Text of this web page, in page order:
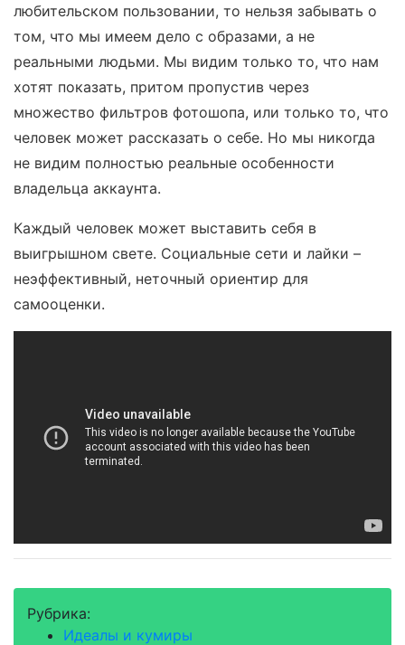
любительском пользовании, то нельзя забывать о
том, что мы имеем дело с образами, а не
реальными людьми. Мы видим только то, что нам
хотят показать, притом пропустив через
множество фильтров фотошопа, или только то, что
человек может рассказать о себе. Но мы никогда
не видим полностью реальные особенности
владельца аккаунта.
Каждый человек может выставить себя в
выигрышном свете. Социальные сети и лайки –
неэффективный, неточный ориентир для
самооценки.
Рубрика:
Идеалы и кумиры